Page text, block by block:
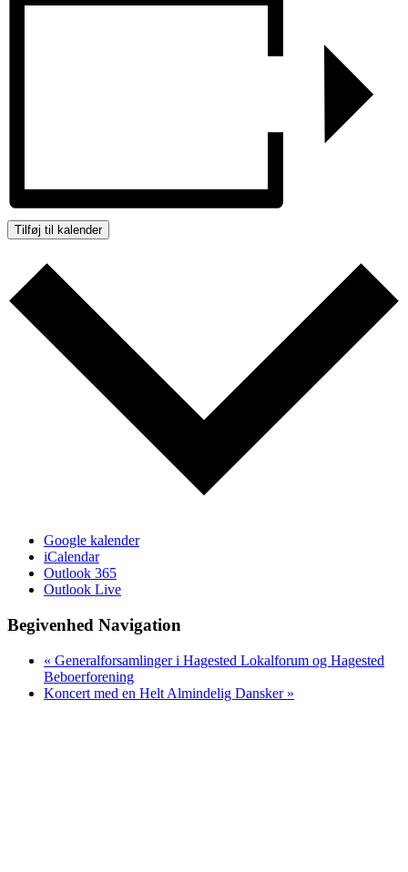
Tilføj til kalender
Google kalender
iCalendar
Outlook 365
Outlook Live
Begivenhed Navigation
« Generalforsamlinger i Hagested Lokalforum og Hagested
Beboerforening
Koncert med en Helt Almindelig Dansker »